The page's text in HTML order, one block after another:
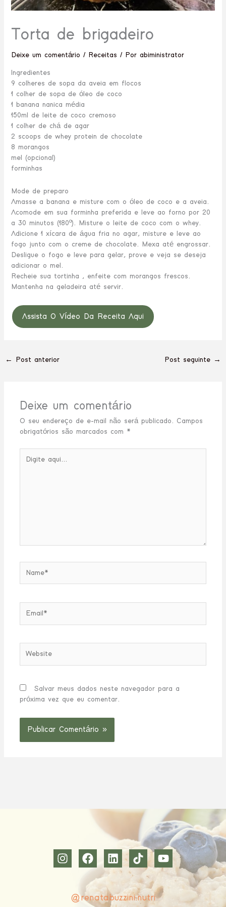
Torta de brigadeiro
Deixe um comentário / Receitas / Porabiministrator
Ingredientes
9 colheres de sopa da aveia em flocos
1 colher de sopa de óleo de coco
1 banana nanica média
150ml de leite de coco cremoso
1 colher de chá de agar
2 scoops de whey protein de chocolate
8 morangos
mel (opcional)
forminhas
Mode de preparo
Amasse a banana e misture com o óleo de coco e a aveia.
Acomode em sua forminha preferida e leve ao forno por 20
a 30 minutos (180º). Misture o leite de coco com o whey.
Adicione 1 xícara de água fria no agar, misture e leve ao
fogo junto com o creme de chocolate. Mexa até engrossar.
Desligue o fogo e leve para gelar, prove e veja se deseja
adicionar o mel.
Recheie sua tortinha , enfeite com morangos frescos.
Mantenha na geladeira até servir.
Assista O Vídeo Da Receita Aqui
← Post anterior Post seguinte →
Deixe um comentário
O seu endereço de e-mail não será publicado. Campos
obrigatórios são marcados com *
aqui...
Salvar meus dados neste navegador para a
próxima vez que eu comentar.
@renatabuzzini.nutri